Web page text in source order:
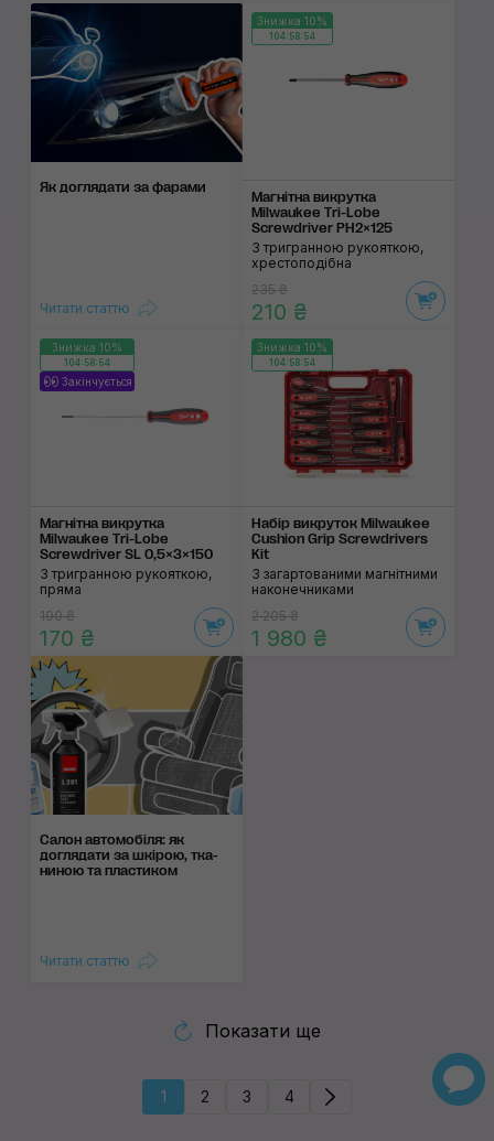
Як доглядати за фара­ми
Читати статтю
Знижка 10%
104:58:53
Магнітна викрутка
Milwaukee Tri-Lobe
Screwdriver PH2×125
З тригранною рукояткою,
хрестоподібна
235 ₴
210 ₴
Знижка 10%
104:58:53
Закінчується
Магнітна викрутка
Milwaukee Tri-Lobe
Screwdriver SL 0,5×3×150
З тригранною рукояткою,
пряма
190 ₴
170 ₴
Знижка 10%
104:58:53
Набір викруток Milwaukee
Cushion Grip Screwdrivers
Kit
З загартованими магнітними
наконечниками
2 205 ₴
1 980 ₴
Салон автомобіля: як
догляда­ти за шкі­рою, тка­
ни­ною та пла­сти­ком
Читати статтю
Показати ще
1 2 3 4